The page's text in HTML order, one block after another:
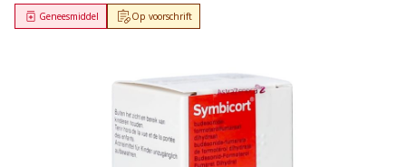
Op voorschrift
Geneesmiddel